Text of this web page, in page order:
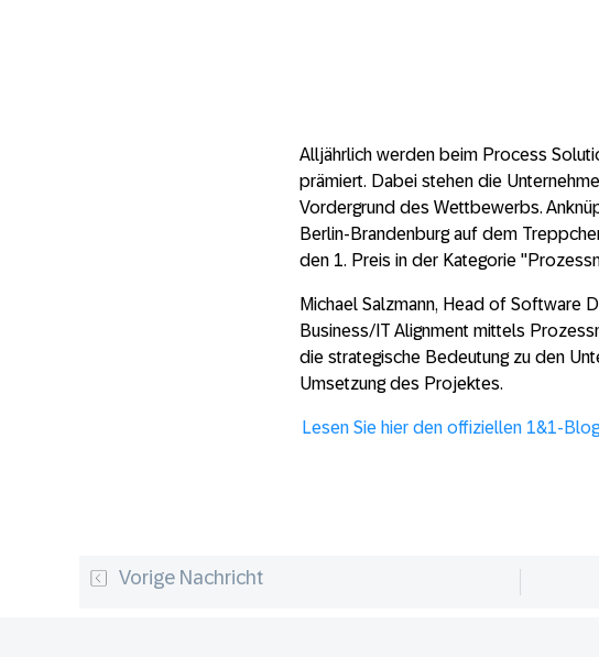
Alljährlich werden beim Process
prämiert. Dabei stehen die
Vordergrund des Wettbewerbs.
Berlin-Brandenburg auf dem
den 1. Preis in der Kategorie
Michael Salzmann, Head of Software
Business/IT Alignment mittels
die strategische Bedeutung zu den
Umsetzung des Projektes.
Lesen Sie hier den offiziellen 1&1-
Vorige Nachricht